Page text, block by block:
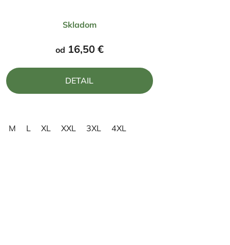
hodnotenie
produktu
je
z
Skladom
od 16,50 €
DETAIL
M L XL XXL 3XL 4XL